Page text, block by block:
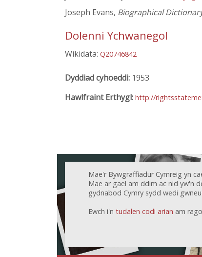
Joseph Evans, Biographical
Dolenni Ychwanegol
Wikidata: Q20746842
Dyddiad cyhoeddi: 1953
Hawlfraint Erthygl: http://
Mae'r Bywgraffiadur Cymreig yn
Mae ar gael am ddim ac nid yw'n
gydnabod Cymry sydd wedi
Ewch i'n tudalen codi arian am